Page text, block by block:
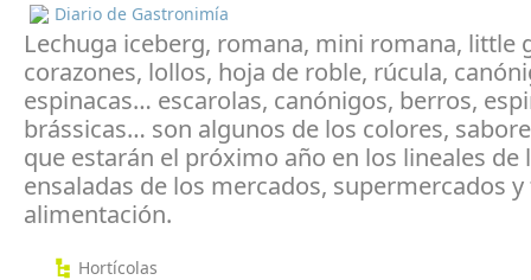
Diario de Gastronimía
Lechuga iceberg, romana, mini romana, little
corazones, lollos, hoja de roble, rúcula,
espinacas… escarolas, canónigos, berros,
brássicas… son algunos de los colores,
que estarán el próximo año en los lineales de
ensaladas de los mercados, supermercados
alimentación.
Hortícolas